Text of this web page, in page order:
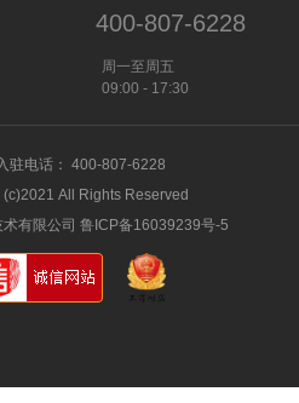
400-807-6228
周一至周五
09:00 - 17:30
驻电话： 400-807-6228
All Rights Reserved
术有限公司 鲁ICP备16039239号-5